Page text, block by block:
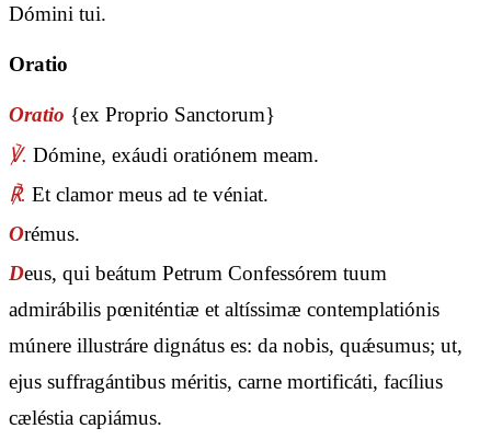
Dómini tui.
Oratio
Oratio {ex Proprio Sanctorum}
℣. Dómine, exáudi oratiónem meam.
℟. Et clamor meus ad te véniat.
Orémus.
Deus, qui beátum Petrum Confessórem tuum
admirábilis pœniténtiæ et altíssimæ contemplatiónis
múnere illustráre dignátus es: da nobis, quǽsumus; ut,
ejus suffragántibus méritis, carne mortificáti, facílius
cæléstia capiámus.